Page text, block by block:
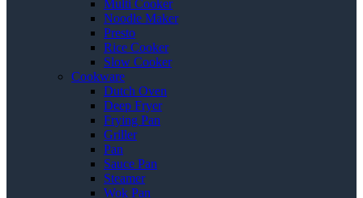
Multi Cooker
Noodle Maker
Presto
Rice Cooker
Slow Cooker
Cookware
Dutch Oven
Deep Fryer
Frying Pan
Griller
Pan
Sauce Pan
Steamer
Wok Pan